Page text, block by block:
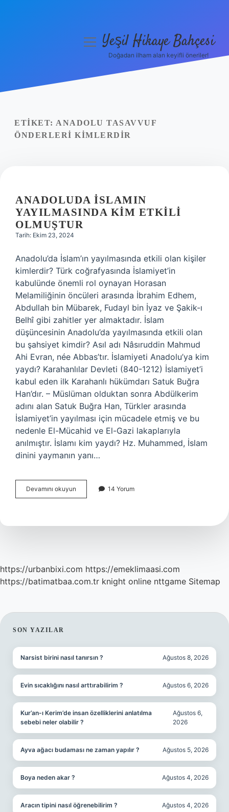
Yasal Uyarı
menüyüYeşil Hikaye Bahçesi
Doğadan ilham alan keyifli öneriler!
ETIKET: ANADOLU TASAVVUF
ÖNDERLERI KIMLERDIR
ANADOLUDA İSLAMIN
YAYILMASINDA KIM ETKILI
OLMUŞTUR
Tarih: Ekim 23, 2024
Anadolu’da İslam’ın yayılmasında etkili olan kişiler
kimlerdir? Türk coğrafyasında İslamiyet’in
kabulünde önemli rol oynayan Horasan
Melamiliğinin öncüleri arasında İbrahim Edhem,
Abdullah bin Mübarek, Fudayl bin İyaz ve Şakik-ı
Belhî gibi zahitler yer almaktadır. İslam
düşüncesinin Anadolu’da yayılmasında etkili olan
bu şahsiyet kimdir? Asıl adı Nâsıruddin Mahmud
Ahi Evran, née Abbas’tır. İslamiyeti Anadolu’ya kim
yaydı? Karahanlılar Devleti (840-1212) İslamiyet’i
kabul eden ilk Karahanlı hükümdarı Satuk Buğra
Han’dır. – Müslüman olduktan sonra Abdülkerim
adını alan Satuk Buğra Han, Türkler arasında
İslamiyet’in yayılması için mücadele etmiş ve bu
nedenle El-Mücahid ve El-Gazi lakaplarıyla
anılmıştır. İslamı kim yaydı? Hz. Muhammed, İslam
dinini yaymanın yanı…
Devamını okuyun Anadoluda
İSlamın
Etkili
14 Yorum
https://urbanbixi.com https://emeklimaasi.com
https://batimatbaa.com.tr knight online nttgame Sitemap
SIDEBAR
SON YAZILAR
Narsist birini nasıl tanırsın ? Ağustos 8, 2026
Evin sıcaklığını nasıl arttırabilirim ? Ağustos 6, 2026
Kur’an-ı Kerim’de insan özelliklerini anlatılma
sebebi neler olabilir ?
Ağustos 6,
2026
Ayva ağacı budaması ne zaman yapılır ? Ağustos 5, 2026
Boya neden akar ? Ağustos 4, 2026
Aracın tipini nasıl öğrenebilirim ? Ağustos 4, 2026